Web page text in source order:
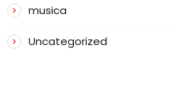
musica
Uncategorized